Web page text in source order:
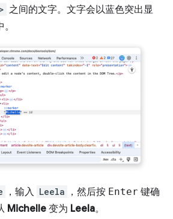
之间的文字。文字会以蓝色突出显
，输入 Leela ，然后按 Enter 键确
Michelle 变为 Leela。